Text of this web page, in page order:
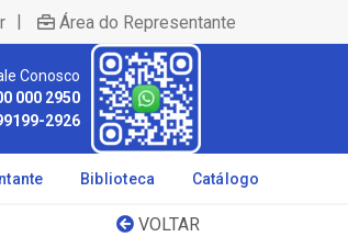
| Área do Representante
Conosco
000 2950
2926
Biblioteca Catálogo
VOLTAR